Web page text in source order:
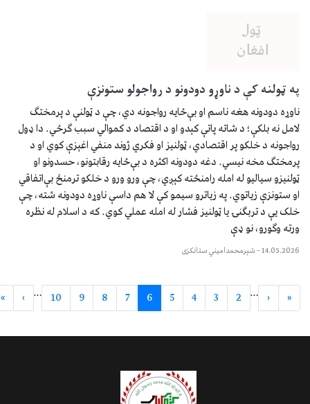
په ټولنه کې د ناوړو دودونو د رواجولو ستونزې
ناوړه دودونه هغه ناسم او بې‌ځایه رواجونه دي، چې د ټولنې د پرمختګ
لامل نه بلکې؛ د شاته پاتې کېدو او د اقتصاد د کموالي سبب ګرځي. دا ډول
رواجونه د خلکو پر اقتصادي، ټولنیز او فکري ژوند منفي اغېزې کوي او د
پرمختګ مخه نیسي. دغه دودونه اکثره د بې‌ځایه رقابتونو، حسدونو او
ټولنیزو سیالیو له امله رامنځته کېږي، چې ورو ورو د خلکو ترمنځ بې‌اتفاقي
او ستونزې زیاتوي. په زیاترو سیمو کې لا هم داسې ناوړه دودونه شته، چې
خلک یې د تربګنۍ یا ټولنیز فشار له امله عملي کوي. که د اسلام له نظره
ورته وګورو، نو ډې
14.05.2026
–شېرمحمدامیني ستانکزی
10